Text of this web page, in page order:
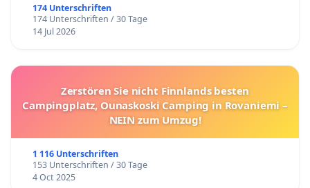
174 Unterschriften
174 Unterschriften / 30 Tage
14 Jul 2026
Zerstören Sie nicht Finnlands besten
Campingplatz, Ounaskoski Camping in Rovaniemi –
NEIN zum Umzug!
1 116 Unterschriften
153 Unterschriften / 30 Tage
4 Oct 2025